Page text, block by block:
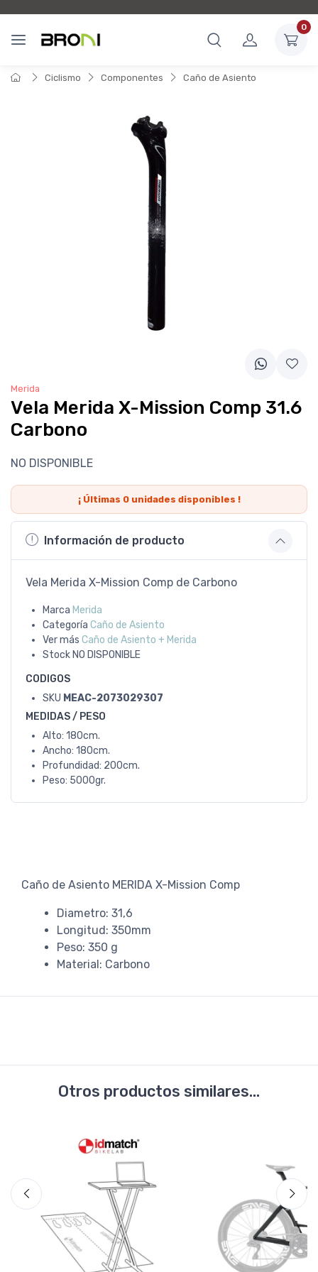
0
Ciclismo Componentes Caño de Asiento
Merida
Vela Merida X-Mission Comp 31.6
Carbono
NO DISPONIBLE
¡ Últimas 0unidades disponibles !
Información de producto
Vela Merida X-Mission Comp de Carbono
Marca Merida
Categoría Caño de Asiento
Ver más Caño de Asiento + Merida
Stock NO DISPONIBLE
CODIGOS
SKU MEAC-2073029307
MEDIDAS / PESO
Alto: 180cm.
Ancho: 180cm.
Profundidad: 200cm.
Peso: 5000gr.
Caño de Asiento MERIDA X-Mission Comp
Diametro: 31,6
Longitud: 350mm
Peso: 350 g
Material: Carbono
Otros productos similares...